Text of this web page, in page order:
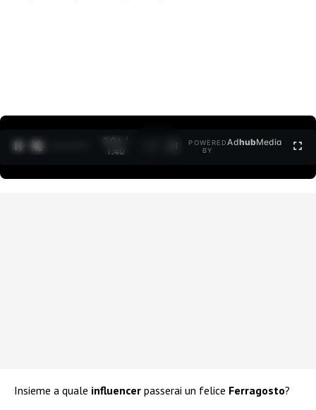
0:04 /
1:40
POWERED
BY
AdhubMedia
Insieme a quale influencer passerai un felice Ferragosto?